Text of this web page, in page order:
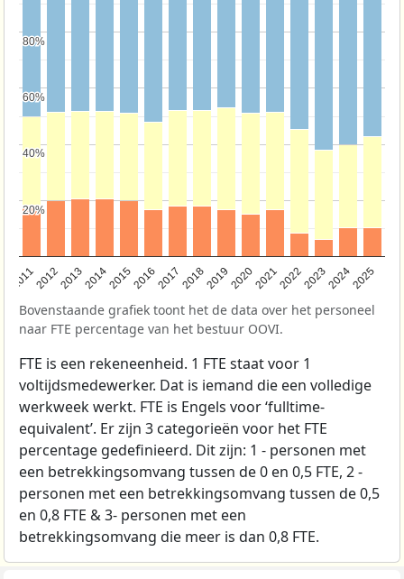
201120122013201420152016201720182019202020212022202320242025
20%
20%
40%
40%
60%
60%
80%
80%
Bovenstaande grafiek toont het de data over het personeel
naar FTE percentage van het bestuur OOVI.
FTE is een rekeneenheid. 1 FTE staat voor 1
voltijdsmedewerker. Dat is iemand die een volledige
werkweek werkt. FTE is Engels voor ‘fulltime-
equivalent’. Er zijn 3 categorieën voor het FTE
percentage gedefinieerd. Dit zijn: 1 - personen met
een betrekkingsomvang tussen de 0 en 0,5 FTE, 2 -
personen met een betrekkingsomvang tussen de 0,5
en 0,8 FTE & 3- personen met een
betrekkingsomvang die meer is dan 0,8 FTE.